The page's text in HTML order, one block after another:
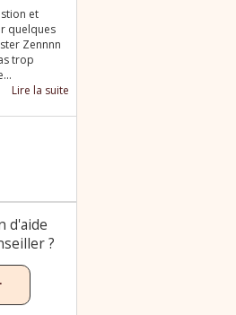
et
quelques
Zennnn
trop
Lire la suite
d'aide
?